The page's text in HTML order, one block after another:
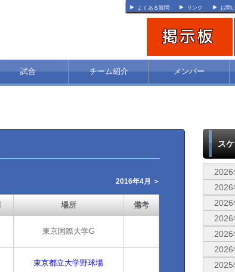
よくある質問 リンク お問
試合 チーム紹介 メンバー
2016年4月 ＞
場所 備考
東京国際大学G
東京都立大学野球場
ス
2026
2026
2026
2026
2026
2026
2025